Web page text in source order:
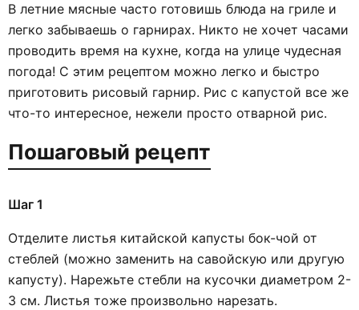
В летние мясные часто готовишь блюда на гриле и
легко забываешь о гарнирах. Никто не хочет часами
проводить время на кухне, когда на улице чудесная
погода! С этим рецептом можно легко и быстро
приготовить рисовый гарнир. Рис с капустой все же
что-то интересное, нежели просто отварной рис.
Пошаговый рецепт
Шаг 1
Отделите листья китайской капусты бок-чой от
стеблей (можно заменить на савойскую или другую
капусту). Нарежьте стебли на кусочки диаметром 2-
3 см. Листья тоже произвольно нарезать.